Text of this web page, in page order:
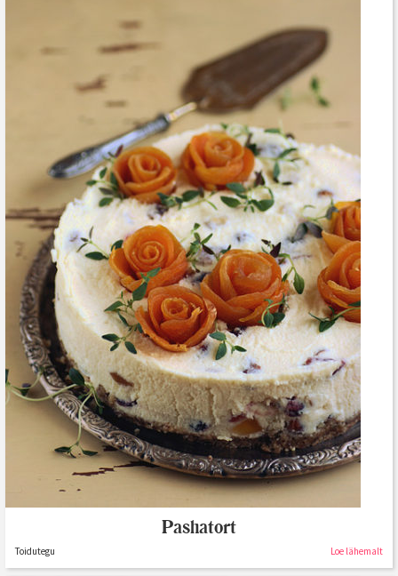
Pashatort
Toidutegu Loe lähemalt